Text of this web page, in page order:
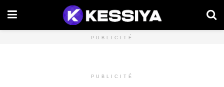
PUBLICITÉ
PUBLICITÉ